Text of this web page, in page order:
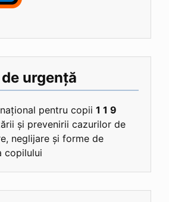
urgență
pentru copii 1 1 9
și prevenirii cazurilor de
neglijare și forme de
copilului